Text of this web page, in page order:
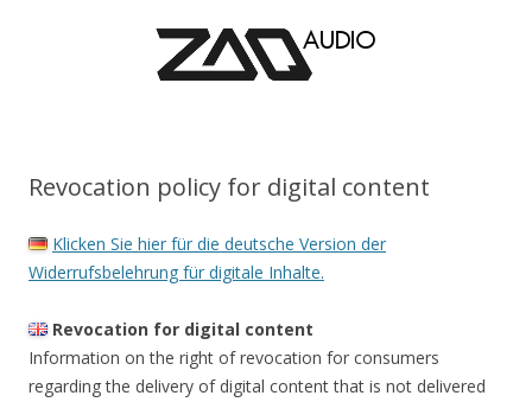
Revocation policy for digital content
Klicken Sie hier für die deutsche Version der
Widerrufsbelehrung für digitale Inhalte.
Revocation for digital content
Information on the right of revocation for consumers
regarding the delivery of digital content that is not delivered